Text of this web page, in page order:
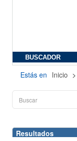
BUSCADOR
Estás en Inicio >
Resultados